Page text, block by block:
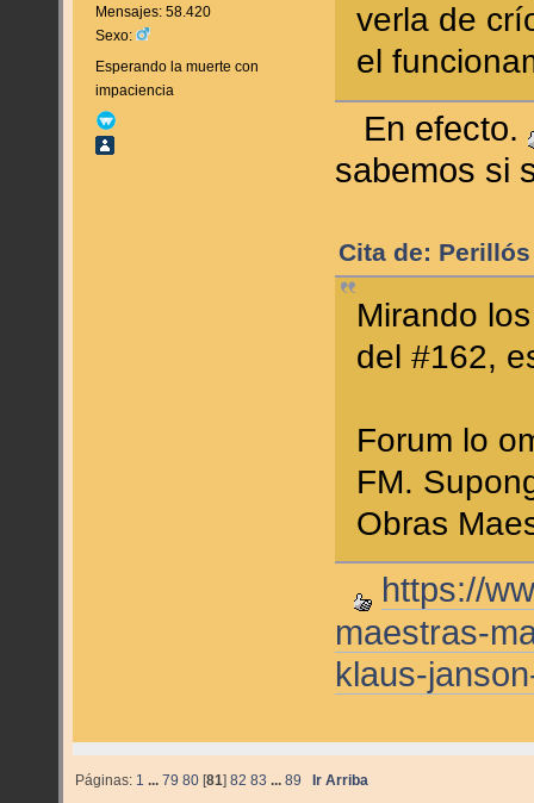
Mensajes: 58.420
Sexo:
Esperando la muerte con
impaciencia
verla de
el
En efecto.
sabemos si
Cita de:
Mirando
del #162,
Forum lo
FM.
Obras
https://
maestras-
klaus-
Páginas: 1 ...79 80 [81]82 83 ...89 Ir Arriba